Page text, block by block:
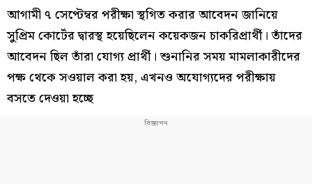
আগামী ৭ সেপ্টেম্বর পরীক্ষা স্থগিত করার আবেদন জানিয়ে
সুপ্রিম কোর্টের দ্বারস্থ হয়েছিলেন কয়েকজন চাকরিপ্রার্থী। তাঁদের
আবেদন ছিল তাঁরা যোগ্য প্রার্থী। শুনানির সময় মামলাকারীদের
পক্ষ থেকে সওয়াল করা হয়, এখনও অযোগ্যদের পরীক্ষায়
বসতে দেওয়া হচ্ছে